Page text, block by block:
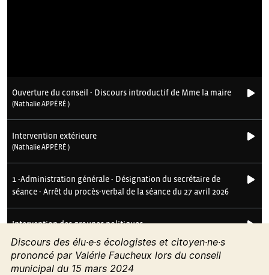
Discours des élu·e·s écologistes et citoyen·ne·s
prononcé par Valérie Faucheux lors du conseil
municipal du 15 mars 2024